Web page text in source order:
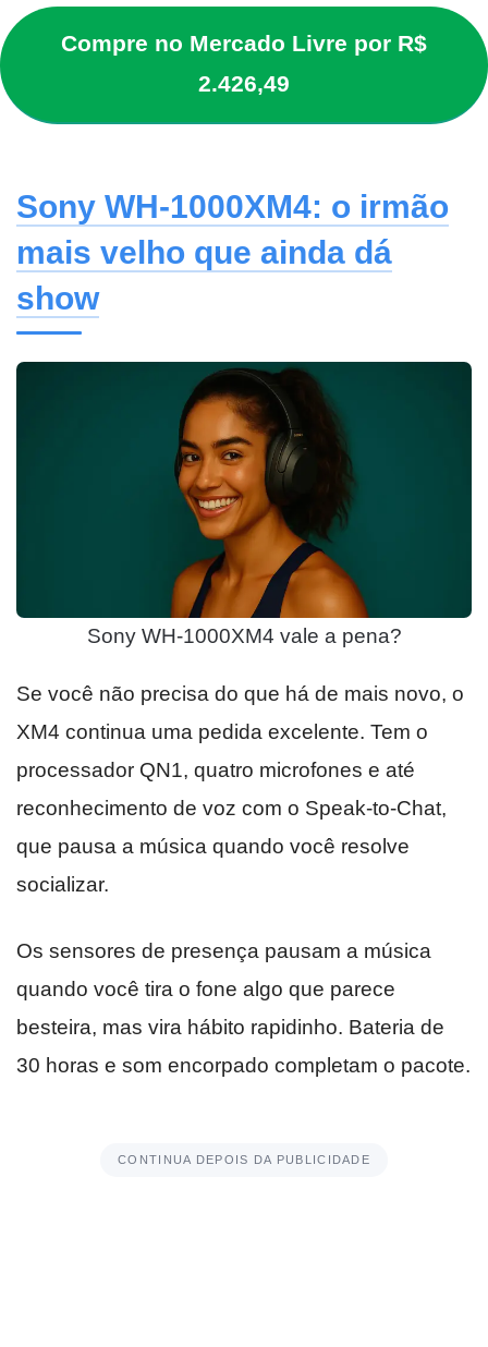
Compre no Mercado Livre por R$
2.426,49
Sony WH-1000XM4: o irmão
mais velho que ainda dá
show
Sony WH-1000XM4 vale a pena?
Se você não precisa do que há de mais novo, o
XM4 continua uma pedida excelente. Tem o
processador QN1, quatro microfones e até
reconhecimento de voz com o Speak-to-Chat,
que pausa a música quando você resolve
socializar.
Os sensores de presença pausam a música
quando você tira o fone algo que parece
besteira, mas vira hábito rapidinho. Bateria de
30 horas e som encorpado completam o pacote.
CONTINUA DEPOIS DA PUBLICIDADE